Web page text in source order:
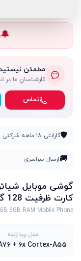
🔔
مطمئن
کارشناسانِ ما در
تماس
🛡️گارانتی ۱۸ ماهه شرکتی
🚚ارسال سراسری
کارت ظرفیت 128 گیگابایت و رم 6 گیگابایت
6GB RAM Mobile Phone
مدل پردازنده